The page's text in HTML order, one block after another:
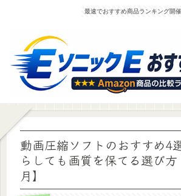
最速でおすすめ商品ランキング開催
動画圧縮ソフトのおすすめ4
らしても画質を保てる選び
月】